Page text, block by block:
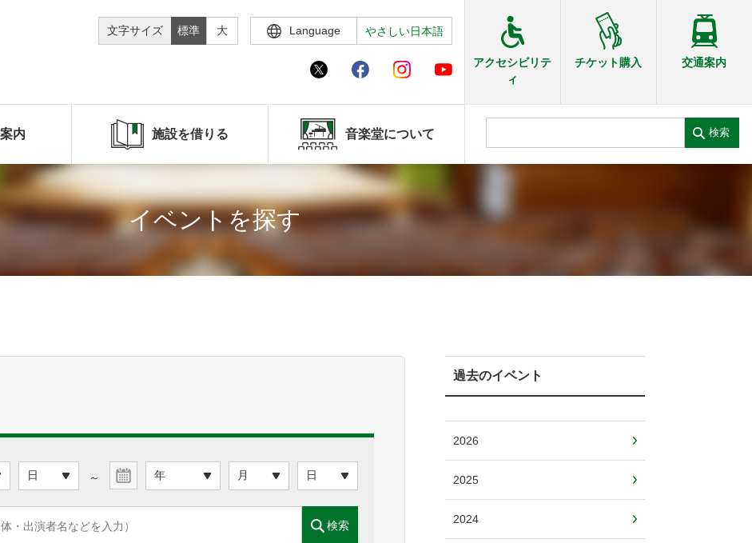
文字サイズ 標準 大 Language やさしい日本語
アクセシビリテ
ィ
チケット購入 交通案内
内 施設を借りる 音楽堂について 検索
イベントを探す
～
検索
過去のイベント
2026
2025
2024